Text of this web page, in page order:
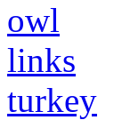
owl
links
turkey